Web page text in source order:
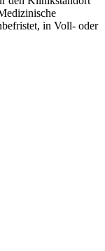
in Voll- oder